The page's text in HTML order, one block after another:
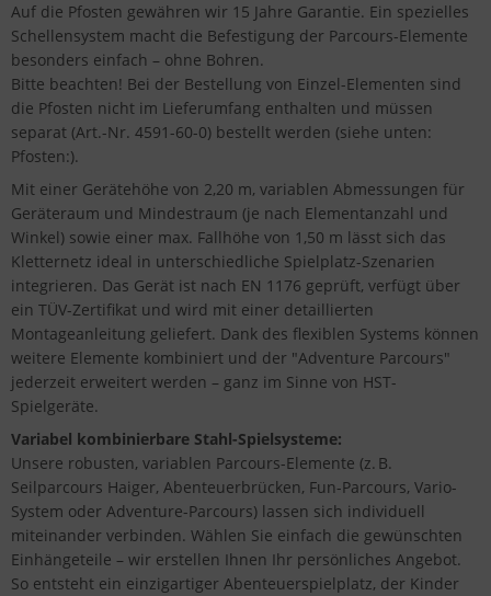
Auf die Pfosten gewähren wir 15 Jahre Garantie. Ein spezielles
Schellensystem macht die Befestigung der Parcours-Elemente
besonders einfach – ohne Bohren.
Bitte beachten! Bei der Bestellung von Einzel-Elementen sind
die Pfosten nicht im Lieferumfang enthalten und müssen
separat (Art.-Nr. 4591-60-0) bestellt werden (siehe unten:
Pfosten:).
Mit einer Gerätehöhe von 2,20 m, variablen Abmessungen für
Geräteraum und Mindestraum (je nach Elementanzahl und
Winkel) sowie einer max. Fallhöhe von 1,50 m lässt sich das
Kletternetz ideal in unterschiedliche Spielplatz-Szenarien
integrieren. Das Gerät ist nach EN 1176 geprüft, verfügt über
ein TÜV-Zertifikat und wird mit einer detaillierten
Montageanleitung geliefert. Dank des flexiblen Systems können
weitere Elemente kombiniert und der "Adventure Parcours"
jederzeit erweitert werden – ganz im Sinne von HST-
Spielgeräte.
Variabel kombinierbare Stahl-Spielsysteme:
Unsere robusten, variablen Parcours-Elemente (z. B.
Seilparcours Haiger, Abenteuerbrücken, Fun-Parcours, Vario-
System oder Adventure-Parcours) lassen sich individuell
miteinander verbinden. Wählen Sie einfach die gewünschten
Einhängeteile – wir erstellen Ihnen Ihr persönliches Angebot.
So entsteht ein einzigartiger Abenteuerspielplatz, der Kinder